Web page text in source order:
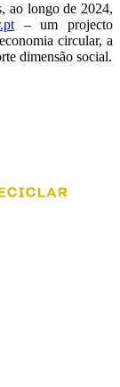
ao longo de 2024,
– um projecto
circular, a
dimensão social.